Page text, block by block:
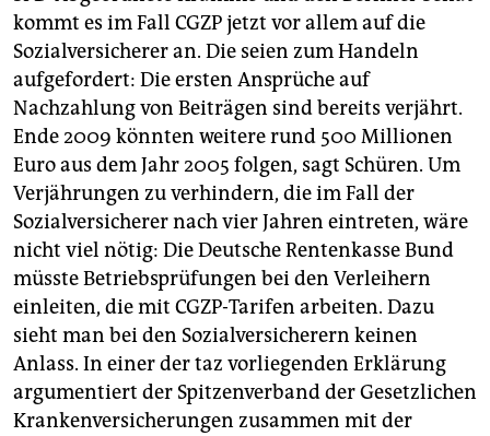
kommt es im Fall CGZP jetzt vor allem auf die
Sozialversicherer an. Die seien zum Handeln
aufgefordert: Die ersten Ansprüche auf
Nachzahlung von Beiträgen sind bereits verjährt.
Ende 2009 könnten weitere rund 500 Millionen
Euro aus dem Jahr 2005 folgen, sagt Schüren. Um
Verjährungen zu verhindern, die im Fall der
Sozialversicherer nach vier Jahren eintreten, wäre
nicht viel nötig: Die Deutsche Rentenkasse Bund
müsste Betriebsprüfungen bei den Verleihern
einleiten, die mit CGZP-Tarifen arbeiten. Dazu
sieht man bei den Sozialversicherern keinen
Anlass. In einer der taz vorliegenden Erklärung
argumentiert der Spitzenverband der Gesetzlichen
Krankenversicherungen zusammen mit der